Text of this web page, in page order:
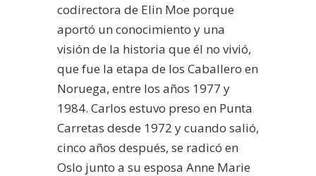
codirectora de Elin Moe porque
aportó un conocimiento y una
visión de la historia que él no vivió,
que fue la etapa de los Caballero en
Noruega, entre los años 1977 y
1984. Carlos estuvo preso en Punta
Carretas desde 1972 y cuando salió,
cinco años después, se radicó en
Oslo junto a su esposa Anne Marie